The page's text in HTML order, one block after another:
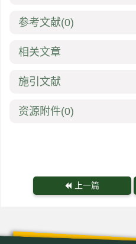
参考文献(0)
相关文章
施引文献
资源附件(0)
上一篇